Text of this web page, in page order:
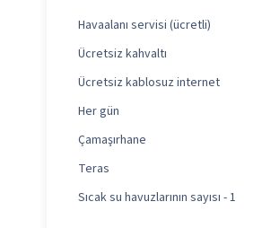
Havaalanı servisi (ücretli)
Ücretsiz kahvaltı
Ücretsiz kablosuz internet
Her gün
Çamaşırhane
Teras
Sıcak su havuzlarının sayısı - 1